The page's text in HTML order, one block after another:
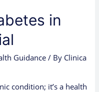
in
Guidance/ By Clinica
condition; it’s a health